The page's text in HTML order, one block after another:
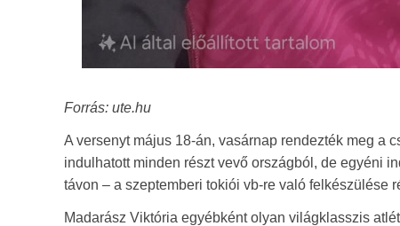
Forrás: ute.hu
A versenyt május 18-án, vasárnap rendezték meg a
indulhatott minden részt vevő országból, de egyéni
távon – a szeptemberi tokiói vb-re való felkészülése
Madarász Viktória egyébként olyan világklasszis